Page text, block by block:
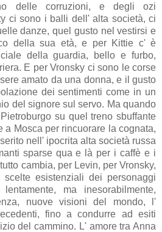
delle corruzioni, e degli ozi
ci sono i balli dell' alta società, ci
danze, quel gusto nel vestirsi e
della sua età, e per Kittie c' è
della guardia, bello e furbo,
E per Vronsky ci sono le corse
amato da una donna, e il gusto
dei sentimenti come in un
del signore sul servo. Ma quando
su quel treno sbuffante
a Mosca per rincuorare la cognata,
nell' ipocrita alta società russa
sparse qua e là per i caffè e i
cambia, per Levin, per Vronsky,
esistenziali dei personaggi
ma inesorabilmente,
nuove visioni del mondo, l'
fino a condurre ad esiti
del cammino. L' amore tra Anna